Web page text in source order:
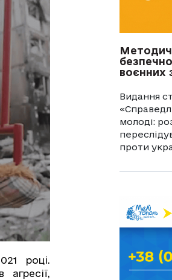
році.
воєнних
Видання
молоді:
проти